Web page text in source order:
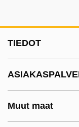
TIEDOT
Muut maat